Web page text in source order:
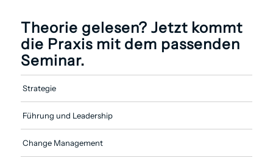
Theorie gelesen? Jetzt kommt
die Praxis mit dem passenden
Seminar.
Strategie
Führung und Leadership
Change Management